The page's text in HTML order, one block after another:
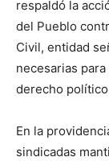
respaldó la
del Pueblo
Civil, entidad
necesarias
derecho
En la
sindicadas